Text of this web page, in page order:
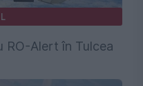
RO-Alert în Tulcea